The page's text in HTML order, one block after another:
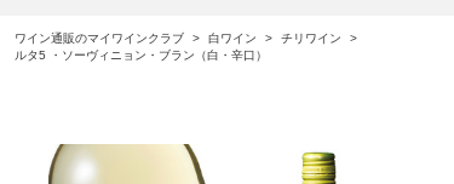
ワイン通販のマイワインクラブ > 白ワイン > チリワイン
>
ルタ5 ・ソーヴィニョン・ブラン（白・辛口）